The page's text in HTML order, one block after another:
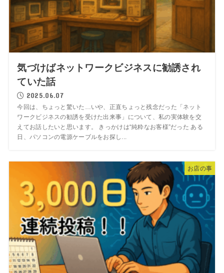
気づけばネットワークビジネスに勧誘され
ていた話
2025.06.07
今回は、ちょっと驚いた…いや、正直ちょっと残念だった「ネット
ワークビジネスの勧誘を受けた出来事」について、私の実体験を交
えてお話したいと思います。 きっかけは“純粋なお客様”だった ある
日、パソコンの電源ケーブルをお探し...
お店の事